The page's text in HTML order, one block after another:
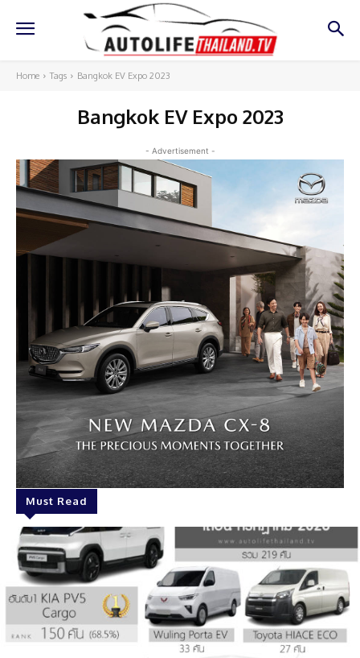
Home Tags Bangkok EV Expo 2023
Bangkok EV Expo 2023
- Advertisement -
Must Read